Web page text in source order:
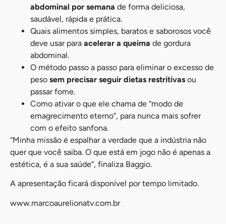
abdominal por semana de forma deliciosa,
saudável, rápida e prática.
Quais alimentos simples, baratos e saborosos você
deve usar para acelerar a queima de gordura
abdominal.
O método passo a passo para eliminar o excesso de
peso sem precisar seguir dietas restritivas ou
passar fome.
Como ativar o que ele chama de “modo de
emagrecimento eterno”, para nunca mais sofrer
com o efeito sanfona.
“Minha missão é espalhar a verdade que a indústria não
quer que você saiba. O que está em jogo não é apenas a
estética, é a sua saúde”, finaliza Baggio.
A apresentação ficará disponível por tempo limitado.
www.marcoaurelionatv.com.br